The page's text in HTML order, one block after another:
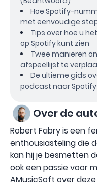
Hoe Spotify-
met eenvoudige
Tips over hoe u
op Spotify kunt zien
Twee manieren
afspeellijst te
De ultieme gids
podcast naar Spotify
Over de
Robert Fabry is een
enthousiasteling die
kan hij je besmetten
ook een passie voor
AMusicSoft over